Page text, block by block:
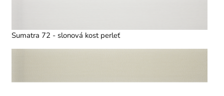
Sumatra 72 - slonová kost perleť